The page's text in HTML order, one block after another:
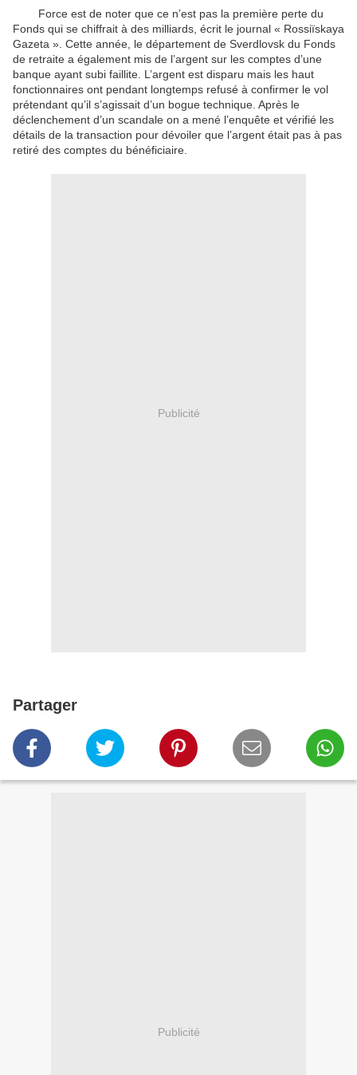
Force est de noter que ce n’est pas la première perte du
Fonds qui se chiffrait à des milliards, écrit le journal « Rossiïskaya
Gazeta ». Cette année, le département de Sverdlovsk du Fonds
de retraite a également mis de l’argent sur les comptes d’une
banque ayant subi faillite. L’argent est disparu mais les haut
fonctionnaires ont pendant longtemps refusé à confirmer le vol
prétendant qu’il s’agissait d’un bogue technique. Après le
déclenchement d’un scandale on a mené l’enquête et vérifié les
détails de la transaction pour dévoiler que l’argent était pas à pas
retiré des comptes du bénéficiaire.
Publicité
Partager
Publicité